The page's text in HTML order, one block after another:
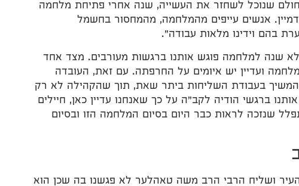
שנוכל לשחזר את העשייה, שנה אחרי פתיחת מלחמה
אנשים עייפים מהמלחמה, מהמחסור בחשמל
בהם וידינו מלאות עבודה".
שנה למלחמה פוגש אותנו ברגשות מעורבים. מצד אחד
ועדיין יש איומים על החרפתה. עם זאת, העובדה
בעבודת השליחות ביתר שאת, תוך שהקהילה לא רק
ברגשי הודיה לקב"ה על כך שאנחנו עדיין כאן, חיילים
שנזכה לראות כבר היום בסיום המלחמה הזו ובסיום
ושליח הרבי הרב משה טאהלער לא פגשנו בה שכן הוא